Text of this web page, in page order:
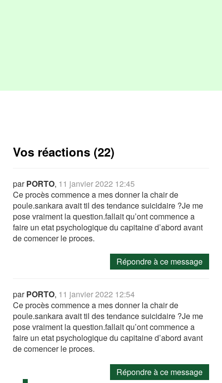
Vos réactions (22)
parPORTO, 11 janvier 2022 12:45
Ce procès commence a mes donner la chair de
poule.sankara avait til des tendance suicidaire ?Je me
pose vraiment la question.fallait qu’ont commence a
faire un etat psychologique du capitaine d’abord avant
de comencer le proces.
Répondre à ce message
parPORTO, 11 janvier 2022 12:54
Ce procès commence a mes donner la chair de
poule.sankara avait til des tendance suicidaire ?Je me
pose vraiment la question.fallait qu’ont commence a
faire un etat psychologique du capitaine d’abord avant
de comencer le proces.
Répondre à ce message